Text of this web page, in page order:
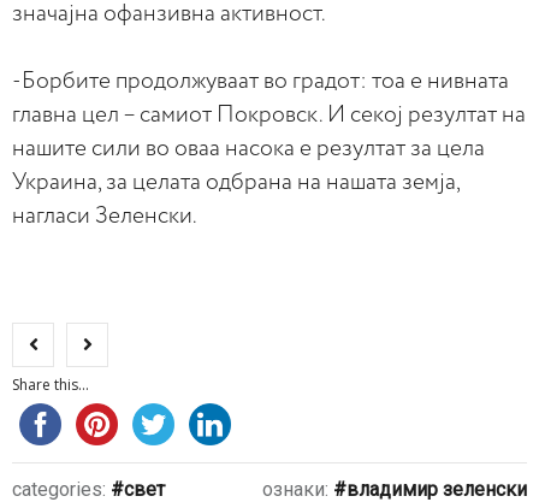
значајна офанзивна активност.
-Борбите продолжуваат во градот: тоа е нивната
главна цел – самиот Покровск. И секој резултат на
нашите сили во оваа насока е резултат за цела
Украина, за целата одбрана на нашата земја,
нагласи Зеленски.
Share this...
categories: свет ознаки: владимир зеленски